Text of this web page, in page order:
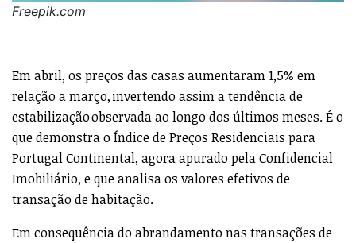
Freepik.com
Em abril, os preços das casas aumentaram 1,5% em
relação a março, invertendo assim a tendência de
estabilização observada ao longo dos últimos meses. É o
que demonstra o Índice de Preços Residenciais para
Portugal Continental, agora apurado pela Confidencial
Imobiliário, e que analisa os valores efetivos de
transação de habitação.
Em consequência do abrandamento nas transações de